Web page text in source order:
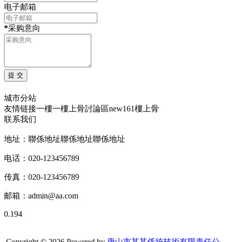
电子邮箱
*采购意向
城市分站
友情链接一樓一樓上骨討論區new161樓上骨
联系我们
地址：聯係地址聯係地址聯係地址
电话：020-123456789
传真：020-123456789
邮箱： admin@aa.com
0.194